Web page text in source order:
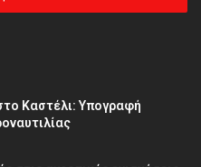
Καστέλι: Υπογραφή